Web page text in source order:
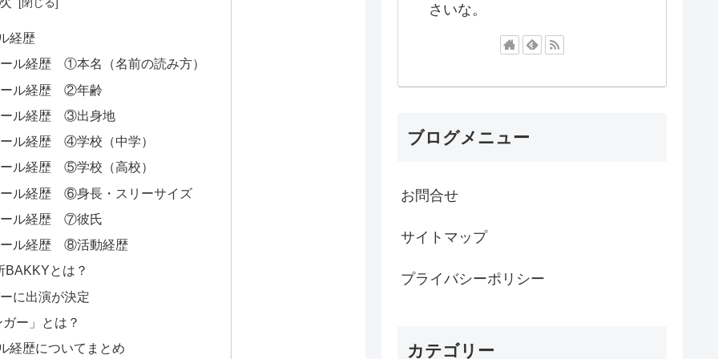
経歴
ル経歴 ①本名（名前の読み方）
ール経歴 ②年齢
ール経歴 ③出身地
ル経歴 ④学校（中学）
ル経歴 ⑤学校（高校）
ール経歴 ⑥身長・スリーサイズ
ール経歴 ⑦彼氏
ール経歴 ⑧活動経歴
BAKKYとは？
に出演が決定
ー」とは？
経歴についてまとめ
さいな。
ブログメニュー
お問合せ
サイトマップ
プライバシーポリシー
カテゴリー